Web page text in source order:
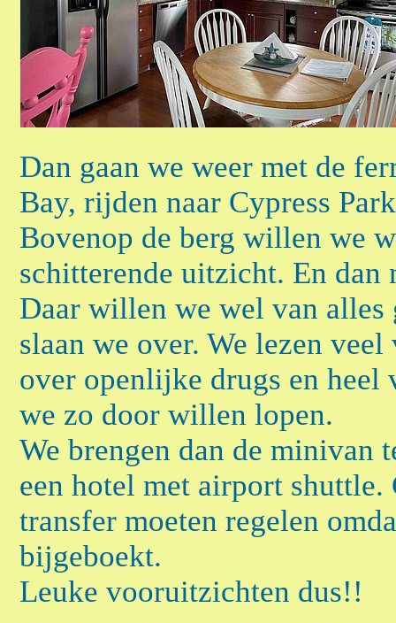
Dan gaan we weer met de
Bay, rijden naar Cypress
Bovenop de berg willen we
schitterende uitzicht. En dan
Daar willen we wel van alles
slaan we over. We lezen
over openlijke drugs en heel
we zo door willen lopen.
We brengen dan de minivan
een hotel met airport shuttle.
transfer moeten regelen
bijgeboekt.
Leuke vooruitzichten dus!!